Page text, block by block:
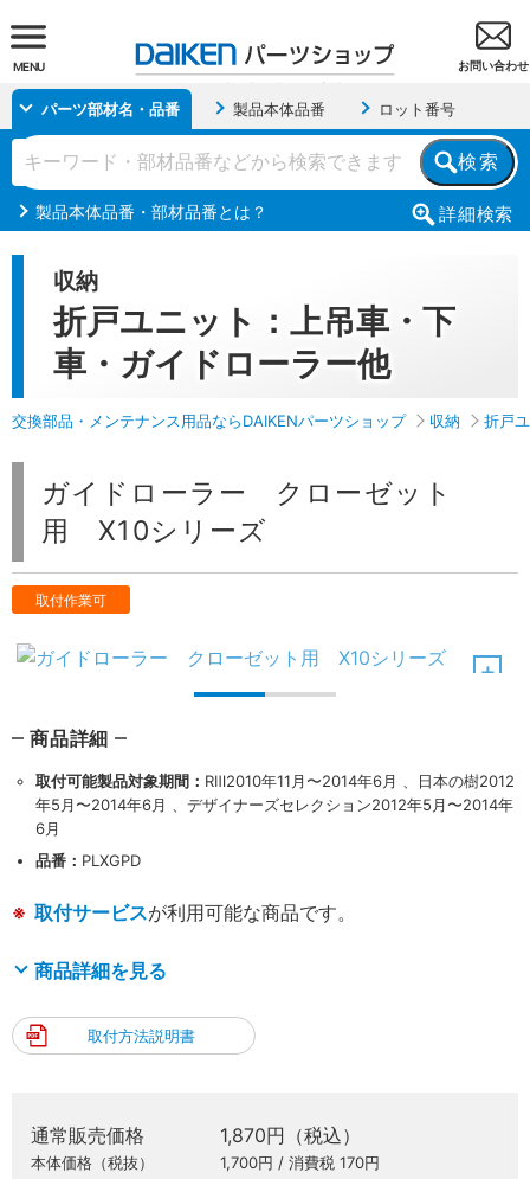
お問い合わせ
MENU
パーツ部材名・品番 製品本体品番 ロット番号
検索
詳細検索
製品本体品番・部材品番とは？
収納
折戸ユニット：上吊車・下
車・ガイドローラー他
交換部品・メンテナンス用品ならDAIKENパーツショップ 収納 折戸
ガイドローラー クローゼット
用 X10シリーズ
取付作業可
商品詳細
取付可能製品対象期間： RⅢ2010年11月〜2014年6月 、日本の樹2012
年5月〜2014年6月 、デザイナーズセレクション2012年5月〜2014年
6月
品番： PLXGPD
取付サービスが利用可能な商品です。
商品詳細を見る
取付方法説明書
通常販売価格 1,870円（税込）
本体価格（税抜） 1,700円 / 消費税 170円